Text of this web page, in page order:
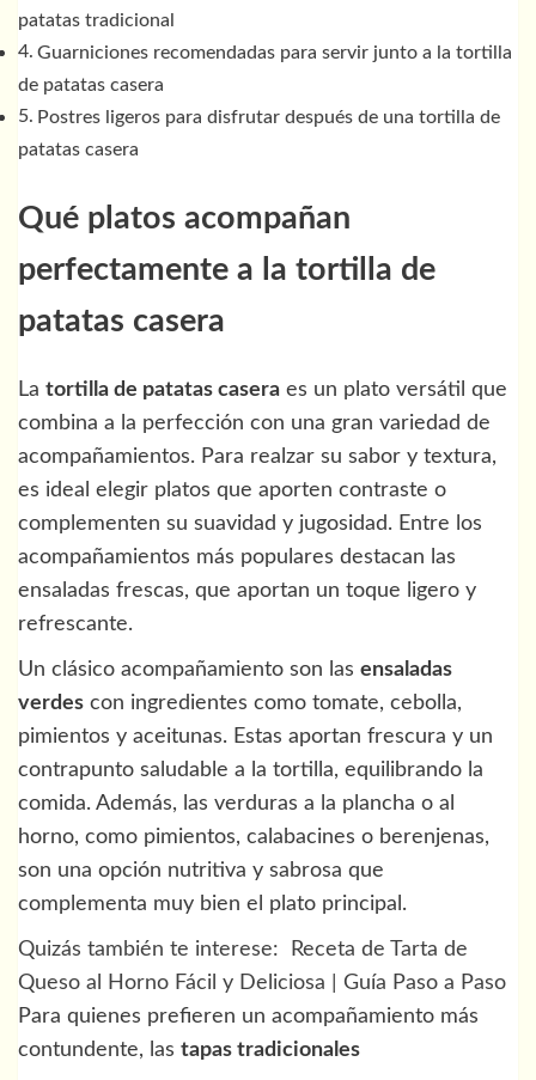
patatas tradicional
Guarniciones recomendadas para servir junto a la tortilla
de patatas casera
Postres ligeros para disfrutar después de una tortilla de
patatas casera
Qué platos acompañan
perfectamente a la tortilla de
patatas casera
La tortilla de patatas casera es un plato versátil que
combina a la perfección con una gran variedad de
acompañamientos. Para realzar su sabor y textura,
es ideal elegir platos que aporten contraste o
complementen su suavidad y jugosidad. Entre los
acompañamientos más populares destacan las
ensaladas frescas, que aportan un toque ligero y
refrescante.
Un clásico acompañamiento son las ensaladas
verdes con ingredientes como tomate, cebolla,
pimientos y aceitunas. Estas aportan frescura y un
contrapunto saludable a la tortilla, equilibrando la
comida. Además, las verduras a la plancha o al
horno, como pimientos, calabacines o berenjenas,
son una opción nutritiva y sabrosa que
complementa muy bien el plato principal.
Quizás también te interese:
Receta de Tarta de
Queso al Horno Fácil y Deliciosa | Guía Paso a Paso
Para quienes prefieren un acompañamiento más
contundente, las tapas tradicionales